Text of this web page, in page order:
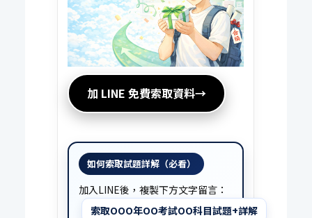
加 LINE 免費索取資料→
如何索取試題詳解（必看）
加入LINE後，複製下方文字留言：​​​​​
索取OOO年OO考試OO科目試題+詳解